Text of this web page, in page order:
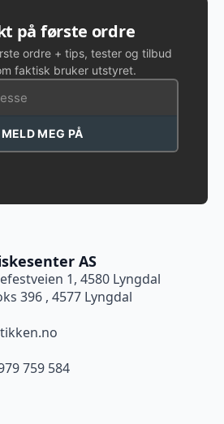
på første ordre
ordre + tips, tester og tilbud
faktisk bruker utstyret.
MELD MEG PÅ
AS
1, 4580 Lyngdal
396 , 4577 Lyngdal
759 584